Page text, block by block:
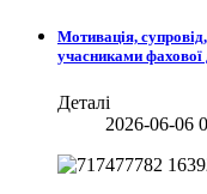
Мотивація,
учасниками
Деталі
2026-06-06